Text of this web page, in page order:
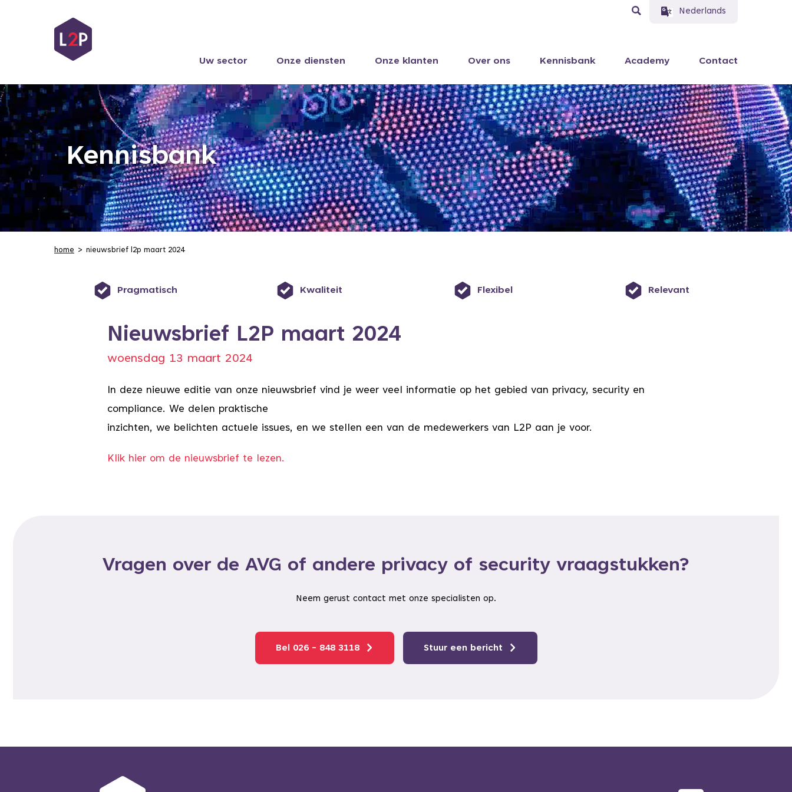
Nederlands
Uw sector Onze diensten Onze klanten Over ons Kennisbank Academy Contact
Kennisbank
home nieuwsbrief l2p maart 2024
Pragmatisch Kwaliteit Flexibel Relevant
Nieuwsbrief L2P maart 2024
woensdag 13 maart 2024
In deze nieuwe editie van onze nieuwsbrief vind je weer veel informatie op het gebied van privacy, security en
compliance. We delen praktische
inzichten, we belichten actuele issues, en we stellen een van de medewerkers van L2P aan je voor.
Klik hier om de nieuwsbrief te lezen.
Vragen over de AVG of andere privacy of security vraagstukken?
Neem gerust contact met onze specialisten op.
Bel 026 - 848 3118 Stuur een bericht